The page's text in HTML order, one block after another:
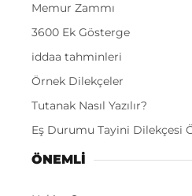
Memur Zammı
3600 Ek Gösterge
iddaa tahminleri
Örnek Dilekçeler
Tutanak Nasıl Yazılır?
Eş Durumu Tayini Dilekçesi
ÖNEMLI